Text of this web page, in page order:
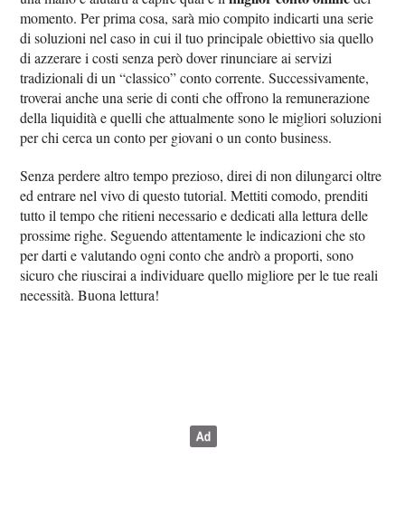
momento. Per prima cosa, sarà mio compito indicarti una serie
di soluzioni nel caso in cui il tuo principale obiettivo sia quello
di azzerare i costi senza però dover rinunciare ai servizi
tradizionali di un “classico” conto corrente. Successivamente,
troverai anche una serie di conti che offrono la remunerazione
della liquidità e quelli che attualmente sono le migliori soluzioni
per chi cerca un conto per giovani o un conto business.
Senza perdere altro tempo prezioso, direi di non dilungarci oltre
ed entrare nel vivo di questo tutorial. Mettiti comodo, prenditi
tutto il tempo che ritieni necessario e dedicati alla lettura delle
prossime righe. Seguendo attentamente le indicazioni che sto
per darti e valutando ogni conto che andrò a proporti, sono
sicuro che riuscirai a individuare quello migliore per le tue reali
necessità. Buona lettura!